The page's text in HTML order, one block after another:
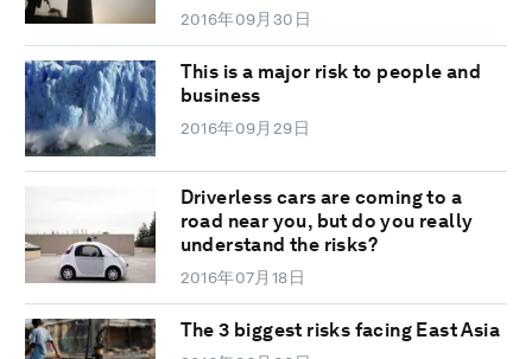
2016年09月30日
This is a major risk to people and
business
2016年09月29日
Driverless cars are coming to a
road near you, but do you really
understand the risks?
2016年07月18日
The 3 biggest risks facing East Asia